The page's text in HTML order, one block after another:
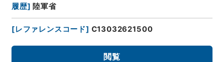
履歴] 陸軍省
[レファレンスコード] C13032621500
閲覧